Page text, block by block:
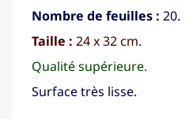
Nombre de feuilles : 20.
Taille : 24 x 32 cm.
Qualité supérieure.
Surface très lisse.